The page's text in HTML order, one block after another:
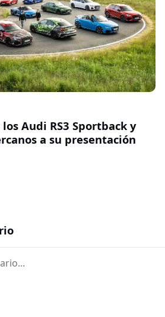
Audi RS3 Sportback y
a su presentación